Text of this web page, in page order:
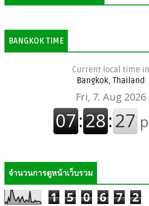
BANGKOK TIME
Current local time in
Bangkok, Thailand
จำนวนการดูหน้าเว็บรวม
1 5 0 6 7 2